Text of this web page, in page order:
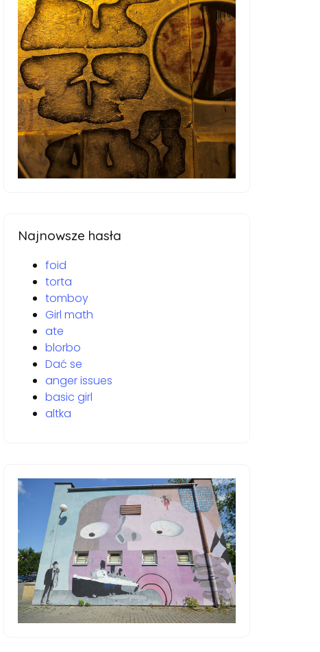
Najnowsze hasła
foid
torta
tomboy
Girl math
ate
blorbo
Dać se
anger issues
basic girl
altka